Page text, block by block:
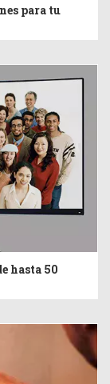
para tu
hasta 50